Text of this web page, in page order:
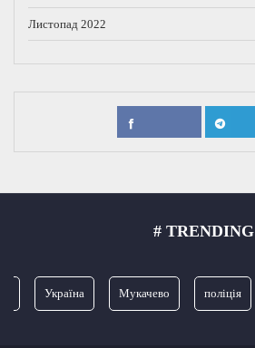
Листопад 2022
# TRENDING
Україна Мукачево поліція